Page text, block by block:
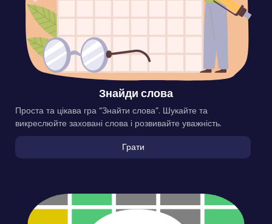
Знайди слова
Проста та цікава гра “Знайти слова”. Шукайте та
викреслюйте заховані слова і розвивайте уважність.
Грати